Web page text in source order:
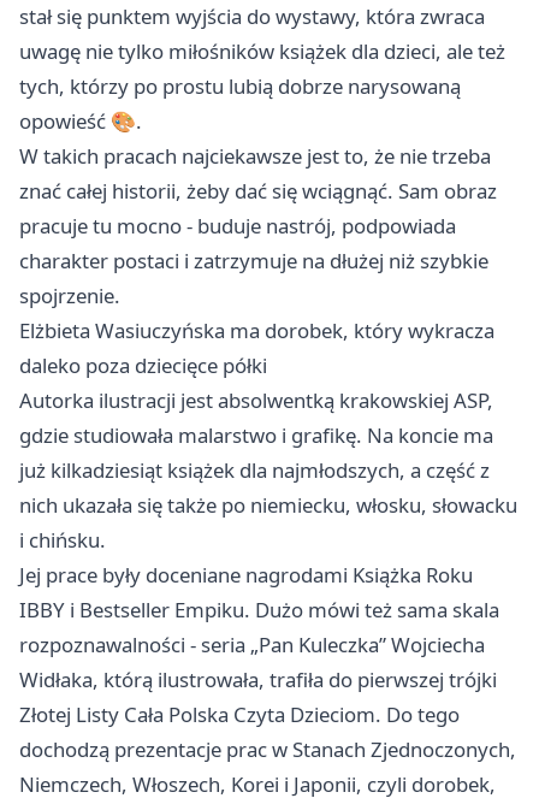
stał się punktem wyjścia do wystawy, która zwraca
uwagę nie tylko miłośników książek dla dzieci, ale też
tych, którzy po prostu lubią dobrze narysowaną
opowieść 🎨.
W takich pracach najciekawsze jest to, że nie trzeba
znać całej historii, żeby dać się wciągnąć. Sam obraz
pracuje tu mocno - buduje nastrój, podpowiada
charakter postaci i zatrzymuje na dłużej niż szybkie
spojrzenie.
Elżbieta Wasiuczyńska ma dorobek, który wykracza
daleko poza dziecięce półki
Autorka ilustracji jest absolwentką krakowskiej ASP,
gdzie studiowała malarstwo i grafikę. Na koncie ma
już kilkadziesiąt książek dla najmłodszych, a część z
nich ukazała się także po niemiecku, włosku, słowacku
i chińsku.
Jej prace były doceniane nagrodami Książka Roku
IBBY i Bestseller Empiku. Dużo mówi też sama skala
rozpoznawalności - seria „Pan Kuleczka” Wojciecha
Widłaka, którą ilustrowała, trafiła do pierwszej trójki
Złotej Listy Cała Polska Czyta Dzieciom. Do tego
dochodzą prezentacje prac w Stanach Zjednoczonych,
Niemczech, Włoszech, Korei i Japonii, czyli dorobek,